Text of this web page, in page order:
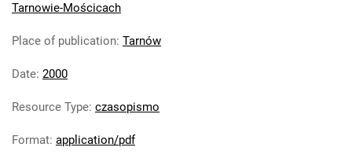
Robotniczego Zakładów Azotowych im.
Feliksa Dzierżyńskiego. 1976
Robotniczego Zakładów Azotowych im.
Tarnowskie Azoty : Organ Samorządu
Robotniczego Zakładów Azotowych im.
Tarnowie-Mościcach
Place of publication: Tarnów
Date: 2000
Resource Type: czasopismo
Format: application/pdf